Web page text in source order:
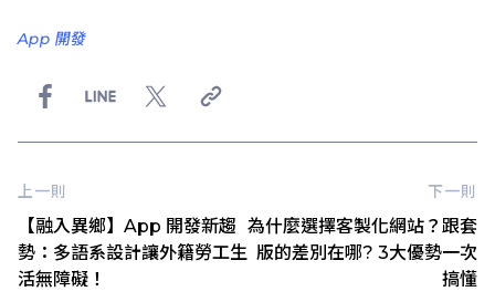
App 開發
上一則
【融入異鄉】App 開發新趨
勢：多語系設計讓外籍勞工生
活無障礙！
下一則
為什麼選擇客製化網站？跟套
版的差別在哪? 3⼤優勢⼀次
搞懂